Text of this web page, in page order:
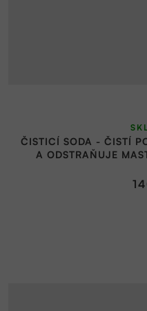
ČISTICÍ SODA - ČISTÍ
A ODSTRAŇUJE